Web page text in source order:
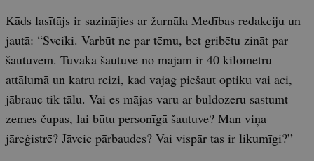
Kāds lasītājs ir sazinājies ar žurnāla Medības redakciju un
jautā: “Sveiki. Varbūt ne par tēmu, bet gribētu zināt par
šautuvēm. Tuvākā šautuvē no mājām ir 40 kilometru
attālumā un katru reizi, kad vajag piešaut optiku vai aci,
jābrauc tik tālu. Vai es mājas varu ar buldozeru sastumt
zemes čupas, lai būtu personīgā šautuve? Man viņa
jāreģistrē? Jāveic pārbaudes? Vai vispār tas ir likumīgi?”